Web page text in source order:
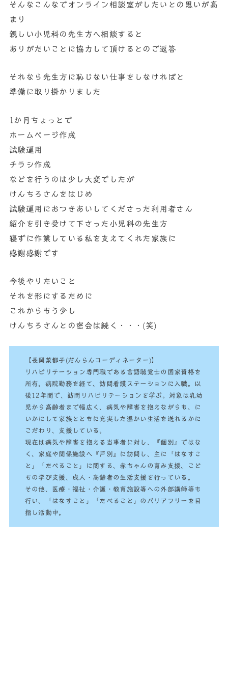
そんなこんなでオンライン相談室がしたいとの思いが高
まり
親しい小児科の先生方へ相談すると
ありがたいことに協力して頂けるとのご返答
それなら先生方に恥じない仕事をしなければと
準備に取り掛かりました
1か月ちょっとで
ホームページ作成
試験運用
チラシ作成
などを行うのは少し大変でしたが
けんちろさんをはじめ
試験運用におつきあいしてくださった利用者さん
紹介を引き受けて下さった小児科の先生方
寝ずに作業している私を支えてくれた家族に
感謝感謝です
今後やりたいこと
それを形にするために
これからもう少し
けんちろさんとの密会は続く・・・(笑)
【長岡菜都子(だんらんコーディネーター)】
リハビリテーション専門職である言語聴覚士の国家資格を
所有。病院勤務を経て、訪問看護ステーションに入職。以
後12年間で、訪問リハビリテーションを学ぶ。対象は乳幼
児から高齢者まで幅広く、病気や障害を抱えながらも、に
いかにして家族とともに充実した温かい生活を送れるかに
こだわり、支援している。
現在は病気や障害を抱える当事者に対し、『個別』ではな
く、家庭や関係施設へ『戸別』に訪問し、主に「はなすこ
と」「たべること」に関する、赤ちゃんの育み支援、こど
もの学び支援、成人・高齢者の生活支援を行っている。
その他、医療・福祉・介護・教育施設等への外部講師等も
行い、「はなすこと」「たべること」のバリアフリーを目
指し活動中。